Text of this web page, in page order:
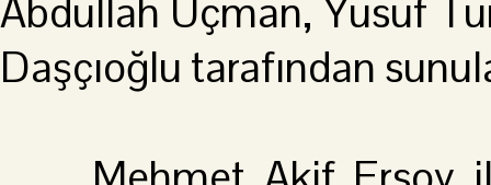
Abdullah Uçman, Yusuf
Daşçıoğlu tarafından